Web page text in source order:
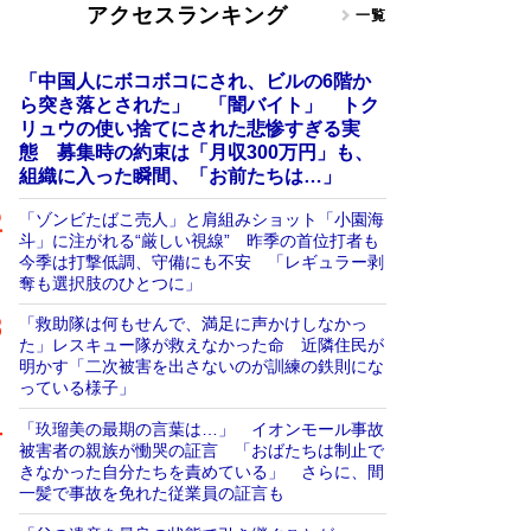
アクセスランキング 一覧
「中国人にボコボコにされ、ビルの6階か
ら突き落とされた」 「闇バイト」 トク
リュウの使い捨てにされた悲惨すぎる実
態 募集時の約束は「月収300万円」も、
組織に入った瞬間、「お前たちは…」
「ゾンビたばこ売人」と肩組みショット「小園海
斗」に注がれる“厳しい視線” 昨季の首位打者も
今季は打撃低調、守備にも不安 「レギュラー剥
奪も選択肢のひとつに」
「救助隊は何もせんで、満足に声かけしなかっ
た」レスキュー隊が救えなかった命 近隣住民が
明かす「二次被害を出さないのが訓練の鉄則にな
っている様子」
「玖瑠美の最期の言葉は…」 イオンモール事故
被害者の親族が慟哭の証言 「おばたちは制止で
きなかった自分たちを責めている」 さらに、間
一髪で事故を免れた従業員の証言も